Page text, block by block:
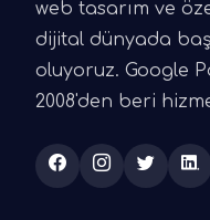
web tasarım ve
dijital dünyada
oluyoruz. Google
2008'den beri